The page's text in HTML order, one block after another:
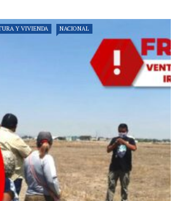
Y VIVIENDA NACIONAL